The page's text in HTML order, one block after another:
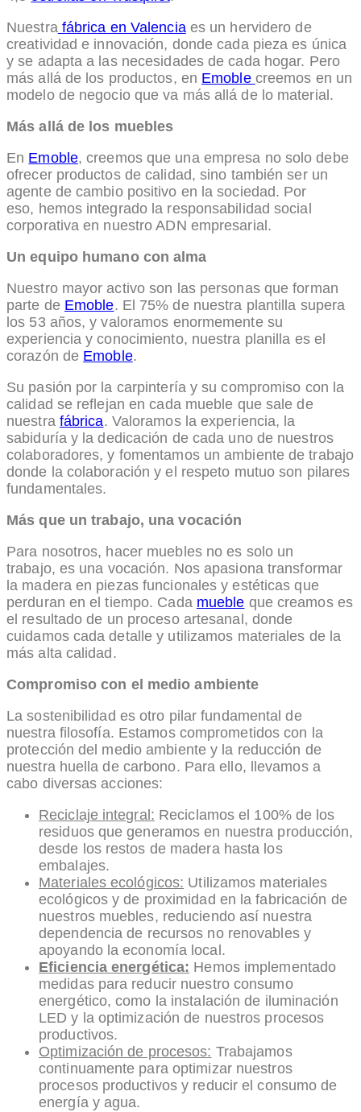
Nuestrafábrica en Valenciaes un hervidero de
creatividad e innovación, donde cada pieza es única
y se adapta a las necesidades de cada hogar. Pero
más allá de los productos, en Emoble creemos en un
modelo de negocio que va más allá de lo material.
Más allá de los muebles
En Emoble, creemos que una empresa no solo debe
ofrecer productos de calidad, sino también ser un
agente de cambio positivo en la sociedad. Por
eso, hemos integrado la responsabilidad social
corporativa en nuestro ADN empresarial.
Un equipo humano con alma
Nuestro mayor activo son las personas que forman
parte de Emoble. El 75% de nuestra plantilla supera
los 53 años, y valoramos enormemente su
experiencia y conocimiento, nuestra planilla es el
corazón de Emoble.
Su pasión por la carpintería y su compromiso con la
calidad se reflejan en cada mueble que sale de
nuestra fábrica. Valoramos la experiencia, la
sabiduría y la dedicación de cada uno de nuestros
colaboradores, y fomentamos un ambiente de trabajo
donde la colaboración y el respeto mutuo son pilares
fundamentales.
Más que un trabajo, una vocación
Para nosotros, hacer muebles no es solo un
trabajo, es una vocación. Nos apasiona transformar
la madera en piezas funcionales y estéticas que
perduran en el tiempo. Cada mueble que creamos es
el resultado de un proceso artesanal, donde
cuidamos cada detalle y utilizamos materiales de la
más alta calidad.
Compromiso con el medio ambiente
La sostenibilidad es otro pilar fundamental de
nuestra filosofía. Estamos comprometidos con la
protección del medio ambiente y la reducción de
nuestra huella de carbono. Para ello, llevamos a
cabo diversas acciones:
Reciclaje integral: Reciclamos el 100% de los
residuos que generamos en nuestra producción,
desde los restos de madera hasta los
embalajes.
Materiales ecológicos: Utilizamos materiales
ecológicos y de proximidad en la fabricación de
nuestros muebles, reduciendo así nuestra
dependencia de recursos no renovables y
apoyando la economía local.
Eficiencia energética: Hemos implementado
medidas para reducir nuestro consumo
energético, como la instalación de iluminación
LED y la optimización de nuestros procesos
productivos.
Optimización de procesos: Trabajamos
continuamente para optimizar nuestros
procesos productivos y reducir el consumo de
energía y agua.